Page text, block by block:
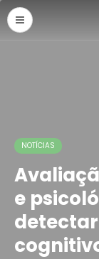
NOTÍCIAS
e